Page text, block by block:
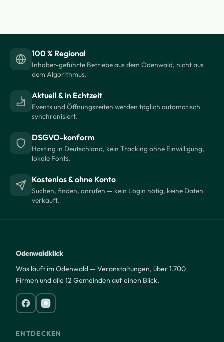
100 % Regional
Inhaber-geführte Betriebe aus dem Odenwald, nicht aus
dem Algorithmus.
Aktuell & in Echtzeit
Events und Öffnungszeiten werden täglich automatisch
synchronisiert.
DSGVO-konform
Hosting in Deutschland, kein Tracking ohne Einwilligung,
lokale Fonts.
Kostenlos & ohne Konto
Suchen, finden, anrufen — kein Login nötig, keine Daten
verkauft.
Odenwaldklick
Was läuft im Odenwald — Veranstaltungen, über 1.700
Firmen und alle 12 Gemeinden auf einen Blick.
ENTDECKEN